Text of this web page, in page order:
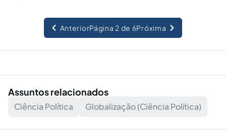
AnteriorPágina 2 de 6Próxima
Assuntos relacionados
Ciência Política Globalização (Ciência Política)